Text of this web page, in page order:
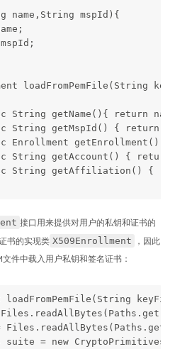
name,String mspId){
loadFromPemFile(String
String getName(){ return
String getMspId() { return
Enrollment getEnrollment()
String getAccount() { return
String getAffiliation() {
接口用来提供对用户的私钥和证书的
书的实现类 X509Enrollment ，因此
件中载入用户私钥和签名证书：
loadFromPemFile(String
= new